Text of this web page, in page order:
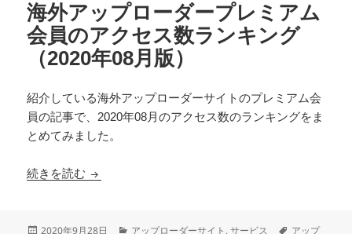
海外アップローダープレミアム
会員のアクセス数ランキング
（2020年08月版）
紹介している海外アップローダーサイトのプレミアム会
員の記事で、2020年08月のアクセス数のランキングをま
とめてみました。
続きを読む 海外アップローダープレミアム会員のアクセス
投
2020年9月28日 カ
アップローダーサイト ,サービス タ
アップ